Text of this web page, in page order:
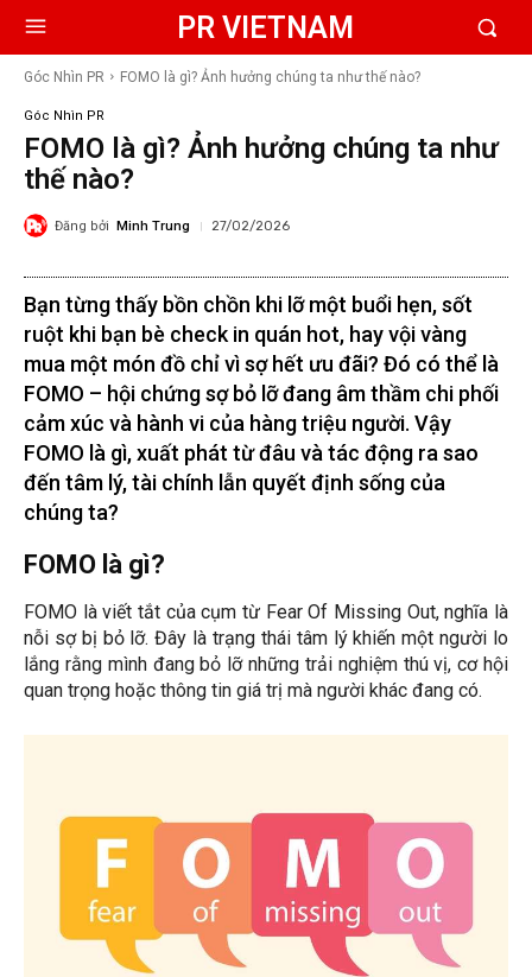
PR VIETNAM
Góc Nhìn PR FOMO là gì? Ảnh hưởng chúng ta như thế nào?
Góc Nhìn PR
FOMO là gì? Ảnh hưởng chúng ta như
thế nào?
Đăng bởi Minh Trung 27/02/2026
Bạn từng thấy bồn chồn khi lỡ một buổi hẹn, sốt
ruột khi bạn bè check in quán hot, hay vội vàng
mua một món đồ chỉ vì sợ hết ưu đãi? Đó có thể là
FOMO – hội chứng sợ bỏ lỡ đang âm thầm chi phối
cảm xúc và hành vi của hàng triệu người. Vậy
FOMO là gì, xuất phát từ đâu và tác động ra sao
đến tâm lý, tài chính lẫn quyết định sống của
chúng ta?
FOMO là gì?
FOMO là viết tắt của cụm từ Fear Of Missing Out, nghĩa là
nỗi sợ bị bỏ lỡ. Đây là trạng thái tâm lý khiến một người lo
lắng rằng mình đang bỏ lỡ những trải nghiệm thú vị, cơ hội
quan trọng hoặc thông tin giá trị mà người khác đang có.